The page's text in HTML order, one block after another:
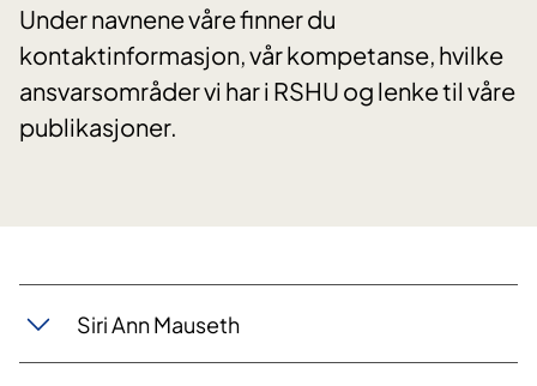
Under navnene våre finner du
kontaktinformasjon, vår kompetanse, hvilke
ansvarsområder vi har i RSHU og lenke til våre
publikasjoner.
​Siri ​Ann Mauseth